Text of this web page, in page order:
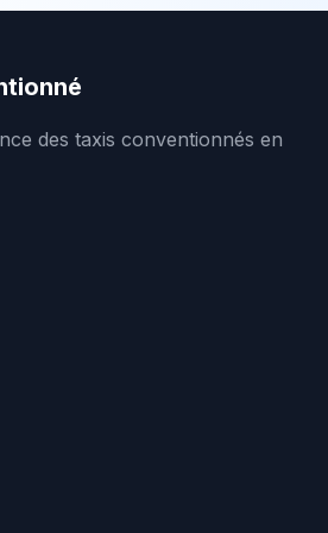
des taxis conventionnés en